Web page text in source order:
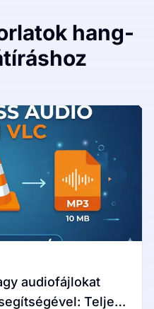
hang-
audiofájlokat
Teljes